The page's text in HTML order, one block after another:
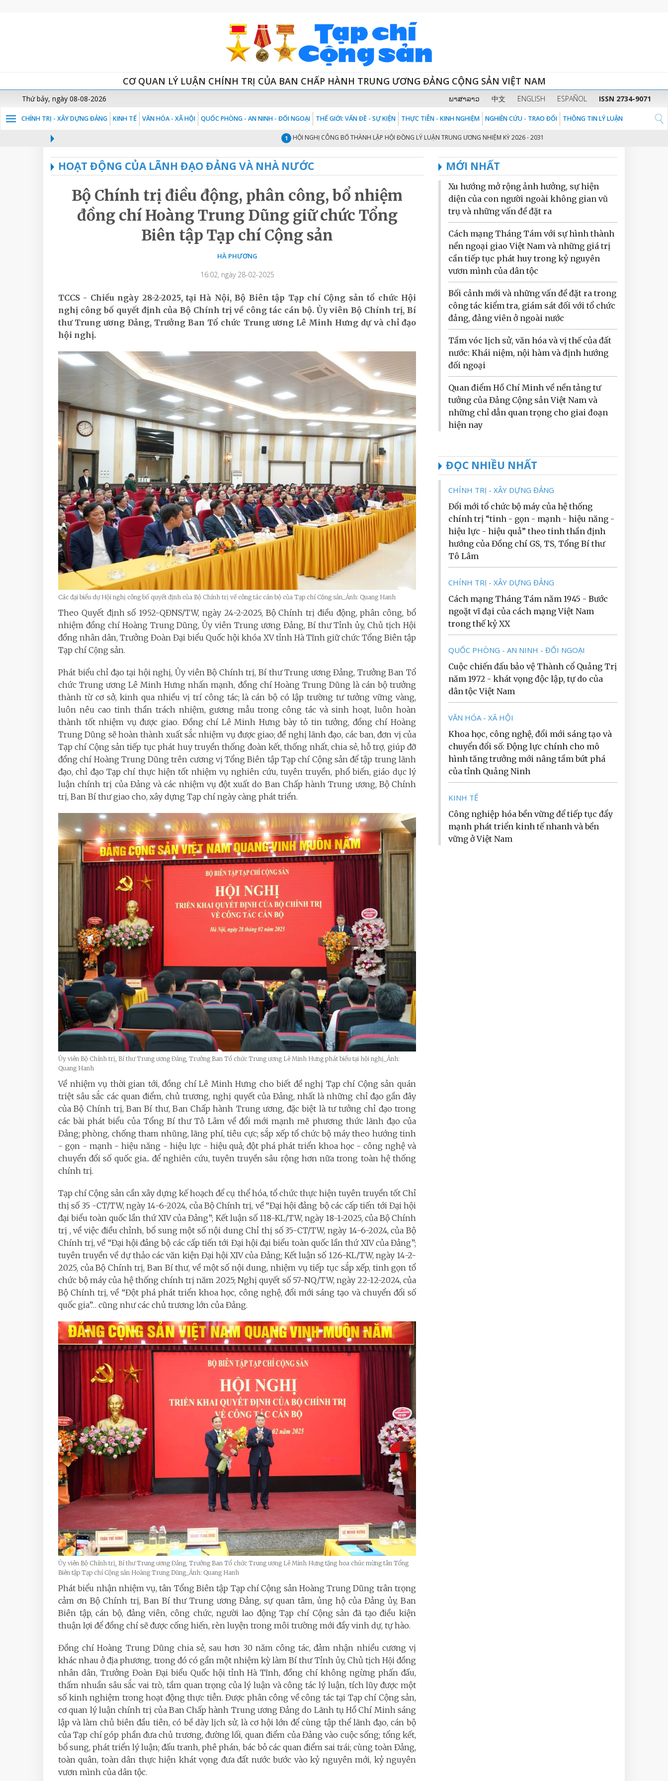
CƠ QUAN LÝ LUẬN CHÍNH TRỊ CỦA BAN CHẤP HÀNH TRUNG ƯƠNG ĐẢNG CỘNG SẢN VIỆT NAM
Thứ bảy, ngày 08-08-2026 ພາສາລາວ 中文 ENGLISH ESPAÑOL ISSN 2734-9071
CHÍNH TRỊ - XÂY DỰNG ĐẢNG KINH TẾ VĂN HÓA - XÃ HỘI QUỐC PHÒNG - AN NINH - ĐỐI NGOẠI THẾ GIỚI: VẤN ĐỀ - SỰ KIỆN THỰC TIỄN - KINH NGHIỆM NGHIÊN CỨU - TRAO ĐỔI THÔNG TIN LÝ LUẬN
HỘI NGHỊ CÔNG BỐ THÀNH LẬP HỘI ĐỒNG LÝ LUẬN TRUNG ƯƠNG NHIỆM KỲ 2026 - 2031 2 THỦ TƯỚNG CHÍNH PHỦ PHẠM MINH CHÍNH:
HOẠT ĐỘNG CỦA LÃNH ĐẠO ĐẢNG VÀ NHÀ NƯỚC
Bộ Chính trị điều động, phân công, bổ nhiệm
đồng chí Hoàng Trung Dũng giữ chức Tổng
Biên tập Tạp chí Cộng sản
HÀ PHƯƠNG
16:02, ngày 28-02-2025
TCCS - Chiều ngày 28-2-2025, tại Hà Nội, Bộ Biên tập Tạp chí Cộng sản tổ chức Hội
nghị công bố quyết định của Bộ Chính trị về công tác cán bộ. Ủy viên Bộ Chính trị, Bí
thư Trung ương Đảng, Trưởng Ban Tổ chức Trung ương Lê Minh Hưng dự và chỉ đạo
hội nghị.
Các đại biểu dự Hội nghị công bố quyết định của Bộ Chính trị về công tác cán bộ của Tạp chí Cộng sản_Ảnh: Quang Hanh
Theo Quyết định số 1952-QĐNS/TW, ngày 24-2-2025, Bộ Chính trị điều động, phân công, bổ
nhiệm đồng chí Hoàng Trung Dũng, Ủy viên Trung ương Đảng, Bí thư Tỉnh ủy, Chủ tịch Hội
đồng nhân dân, Trưởng Đoàn Đại biểu Quốc hội khóa XV tỉnh Hà Tĩnh giữ chức Tổng Biên tập
Tạp chí Cộng sản.
Phát biểu chỉ đạo tại hội nghị, Ủy viên Bộ Chính trị, Bí thư Trung ương Đảng, Trưởng Ban Tổ
chức Trung ương Lê Minh Hưng nhấn mạnh, đồng chí Hoàng Trung Dũng là cán bộ trưởng
thành từ cơ sở, kinh qua nhiều vị trí công tác; là cán bộ có lập trường tư tưởng vững vàng,
luôn nêu cao tinh thần trách nhiệm, gương mẫu trong công tác và sinh hoạt, luôn hoàn
thành tốt nhiệm vụ được giao. Đồng chí Lê Minh Hưng bày tỏ tin tưởng, đồng chí Hoàng
Trung Dũng sẽ hoàn thành xuất sắc nhiệm vụ được giao; đề nghị lãnh đạo, các ban, đơn vị của
Tạp chí Cộng sản tiếp tục phát huy truyền thống đoàn kết, thống nhất, chia sẻ, hỗ trợ, giúp đỡ
đồng chí Hoàng Trung Dũng trên cương vị Tổng Biên tập Tạp chí Cộng sản để tập trung lãnh
đạo, chỉ đạo Tạp chí thực hiện tốt nhiệm vụ nghiên cứu, tuyên truyền, phổ biến, giáo dục lý
luận chính trị của Đảng và các nhiệm vụ đột xuất do Ban Chấp hành Trung ương, Bộ Chính
trị, Ban Bí thư giao cho, xây dựng Tạp chí ngày càng phát triển.
Ủy viên Bộ Chính trị, Bí thư Trung ương Đảng, Trưởng Ban Tổ chức Trung ương Lê Minh Hưng phát biểu tại hội nghị_Ảnh:
Quang Hanh
Về nhiệm vụ thời gian tới, đồng chí Lê Minh Hưng cho biết đề nghị Tạp chí Cộng sản quán
triệt sâu sắc các quan điểm, chủ trương, nghị quyết của Đảng, nhất là những chỉ đạo gần đây
của Bộ Chính trị, Ban Bí thư, Ban Chấp hành Trung ương, đặc biệt là tư tưởng chỉ đạo trong
các bài phát biểu của Tổng Bí thư Tô Lâm về đổi mới mạnh mẽ phương thức lãnh đạo của
Đảng; phòng, chống tham nhũng, lãng phí, tiêu cực; sắp xếp tổ chức bộ máy theo hướng tinh
- gọn - mạnh - hiệu năng - hiệu lực - hiệu quả; đột phá phát triển khoa học - công nghệ và
chuyển đổi số quốc gia... để nghiên cứu, tuyên truyền sâu rộng hơn nữa trong toàn hệ thống
chính trị.
Tạp chí Cộng sản cần xây dựng kế hoạch để cụ thể hóa, tổ chức thực hiện tuyên truyền tốt Chỉ
thị số 35 -CT/TW, ngày 14-6-2024, của Bộ Chính trị, về “Đại hội đảng bộ các cấp tiến tới Đại hội
đại biểu toàn quốc lần thứ XIV của Đảng”; Kết luận số 118-KL/TW, ngày 18-1-2025, của Bộ Chính
trị , về việc điều chỉnh, bổ sung một số nội dung Chỉ thị số 35-CT/TW, ngày 14-6-2024, của Bộ
Chính trị, về “Đại hội đảng bộ các cấp tiến tới Đại hội đại biểu toàn quốc lần thứ XIV của Đảng”;
tuyên truyền về dự thảo các văn kiện Đại hội XIV của Đảng; Kết luận số 126-KL/TW, ngày 14-2-
2025, của Bộ Chính trị, Ban Bí thư, về một số nội dung, nhiệm vụ tiếp tục sắp xếp, tinh gọn tổ
chức bộ máy của hệ thống chính trị năm 2025; Nghị quyết số 57-NQ/TW, ngày 22-12-2024, của
Bộ Chính trị, về “Đột phá phát triển khoa học, công nghệ, đổi mới sáng tạo và chuyển đổi số
quốc gia”… cũng như các chủ trương lớn của Đảng.
Ủy viên Bộ Chính trị, Bí thư Trung ương Đảng, Trưởng Ban Tổ chức Trung ương Lê Minh Hưng tặng hoa chúc mừng tân Tổng
Biên tập Tạp chí Cộng sản Hoàng Trung Dũng_Ảnh: Quang Hanh
Phát biểu nhận nhiệm vụ, tân Tổng Biên tập Tạp chí Cộng sản Hoàng Trung Dũng trân trọng
cảm ơn Bộ Chính trị, Ban Bí thư Trung ương Đảng, sự quan tâm, ủng hộ của Đảng ủy, Ban
Biên tập, cán bộ, đảng viên, công chức, người lao động Tạp chí Cộng sản đã tạo điều kiện
thuận lợi để đồng chí sẽ được cống hiến, rèn luyện trong môi trường mới đầy vinh dự, tự hào.
Đồng chí Hoàng Trung Dũng chia sẻ, sau hơn 30 năm công tác,đảm nhận nhiều cương vị
khác nhau ở địa phương, trong đó có gần một nhiệm kỳ làm Bí thư Tỉnh ủy, Chủ tịch Hội đồng
nhân dân, Trưởng Đoàn Đại biểu Quốc hội tỉnh Hà Tĩnh,đồng chí không ngừng phấn đấu,
thấm nhuần sâu sắc vai trò, tầm quan trọng của lý luận và công tác lý luận, tích lũy được một
số kinh nghiệm trong hoạt động thực tiễn. Được phân công về công tác tại Tạp chí Cộng sản,
cơ quan lý luận chính trị của Ban Chấp hành Trung ương Đảng do Lãnh tụ Hồ Chí Minh sáng
lập và làm chủ biên đầu tiên, có bề dày lịch sử, là cơ hội lớn để cùng tập thể lãnh đạo, cán bộ
của Tạp chí góp phần đưa chủ trương, đường lối, quan điểm của Đảng vào cuộc sống; tổng kết,
bổ sung, phát triển lý luận; đấu tranh, phê phán, bác bỏ các quan điểm sai trái; cùng toàn Đảng,
toàn quân, toàn dân thực hiện khát vọng đưa đất nước bước vào kỷ nguyên mới, kỷ nguyên
vươn mình của dân tộc.
MỚI NHẤT
Xu hướng mở rộng ảnh hưởng, sự hiện
diện của con người ngoài không gian vũ
trụ và những vấn đề đặt ra
Cách mạng Tháng Tám với sự hình thành
nền ngoại giao Việt Nam và những giá trị
cần tiếp tục phát huy trong kỷ nguyên
vươn mình của dân tộc
Bối cảnh mới và những vấn đề đặt ra trong
công tác kiểm tra, giám sát đối với tổ chức
đảng, đảng viên ở ngoài nước
Tầm vóc lịch sử, văn hóa và vị thế của đất
nước: Khái niệm, nội hàm và định hướng
đối ngoại
Quan điểm Hồ Chí Minh về nền tảng tư
tưởng của Đảng Cộng sản Việt Nam và
những chỉ dẫn quan trọng cho giai đoạn
hiện nay
ĐỌC NHIỀU NHẤT
CHÍNH TRỊ - XÂY DỰNG ĐẢNG
Đổi mới tổ chức bộ máy của hệ thống
chính trị “tinh - gọn - mạnh - hiệu năng -
hiệu lực - hiệu quả” theo tinh thần định
hướng của Đồng chí GS, TS, Tổng Bí thư
Tô Lâm
CHÍNH TRỊ - XÂY DỰNG ĐẢNG
Cách mạng Tháng Tám năm 1945 - Bước
ngoặt vĩ đại của cách mạng Việt Nam
trong thế kỷ XX
QUỐC PHÒNG - AN NINH - ĐỐI NGOẠI
Cuộc chiến đấu bảo vệ Thành cổ Quảng Trị
năm 1972 - khát vọng độc lập, tự do của
dân tộc Việt Nam
VĂN HÓA - XÃ HỘI
Khoa học, công nghệ, đổi mới sáng tạo và
chuyển đổi số: Động lực chính cho mô
hình tăng trưởng mới nâng tầm bứt phá
của tỉnh Quảng Ninh
KINH TẾ
Công nghiệp hóa bền vững để tiếp tục đẩy
mạnh phát triển kinh tế nhanh và bền
vững ở Việt Nam